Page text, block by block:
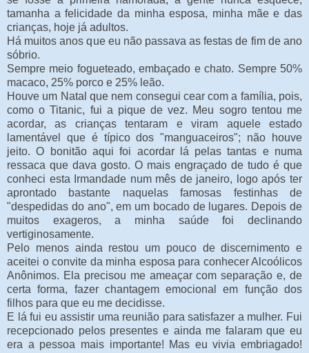
tamanha a felicidade da minha esposa, minha mãe e das
crianças, hoje já adultos.
Há muitos anos que eu não passava as festas de fim de ano
sóbrio.
Sempre meio fogueteado, embaçado e chato. Sempre 50%
macaco, 25% porco e 25% leão.
Houve um Natal que nem consegui cear com a família, pois,
como o Titanic, fui a pique de vez. Meu sogro tentou me
acordar, as crianças tentaram e viram aquele estado
lamentável que é típico dos "manguaceiros"; não houve
jeito. O bonitão aqui foi acordar lá pelas tantas e numa
ressaca que dava gosto. O mais engraçado de tudo é que
conheci esta Irmandade num mês de janeiro, logo após ter
aprontado bastante naquelas famosas festinhas de
"despedidas do ano", em um bocado de lugares. Depois de
muitos exageros, a minha saúde foi declinando
vertiginosamente.
Pelo menos ainda restou um pouco de discernimento e
aceitei o convite da minha esposa para conhecer Alcoólicos
Anônimos. Ela precisou me ameaçar com separação e, de
certa forma, fazer chantagem emocional em função dos
filhos para que eu me decidisse.
E lá fui eu assistir uma reunião para satisfazer a mulher. Fui
recepcionado pelos presentes e ainda me falaram que eu
era a pessoa mais importante! Mas eu vivia embriagado!